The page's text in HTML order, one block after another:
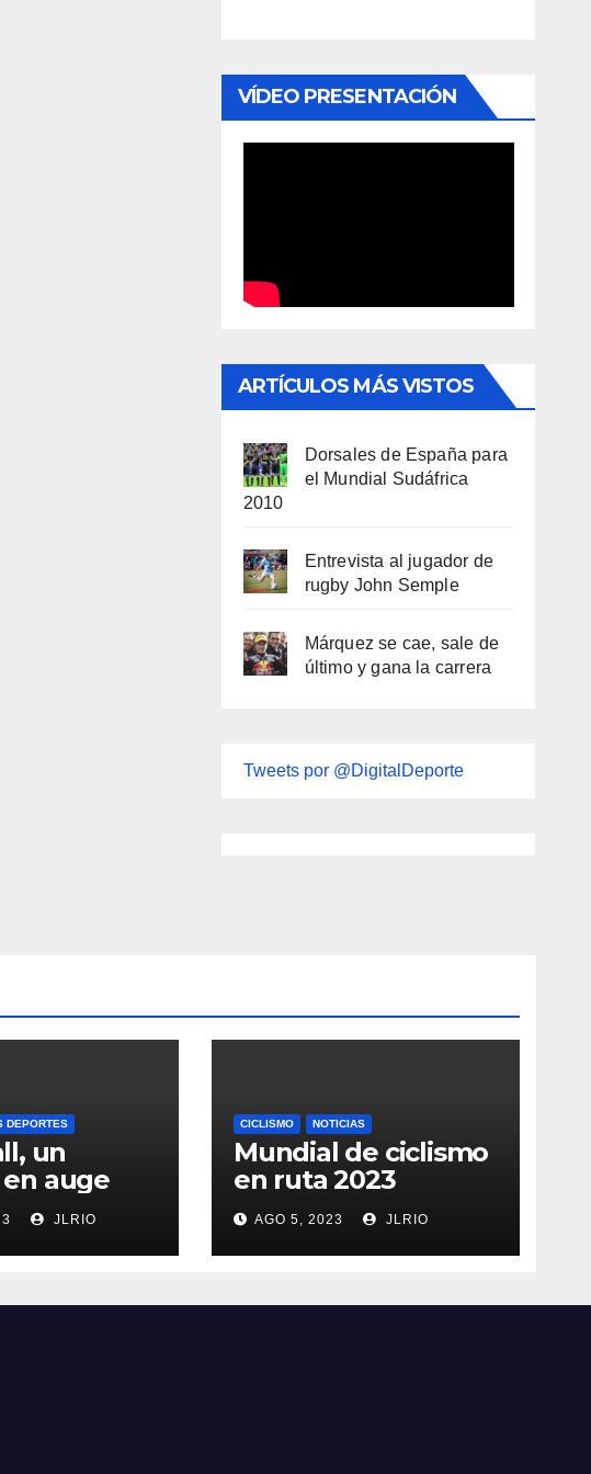
VÍDEO PRESENTACIÓN
ARTÍCULOS MÁS VISTOS
Dorsales de España para
el Mundial Sudáfrica
2010
Entrevista al jugador de
rugby John Semple
Márquez se cae, sale de
último y gana la carrera
Tweets por @DigitalDeporte
DEPORTES
un
auge
JLRIO
CICLISMO NOTICIAS
Mundial de ciclismo
en ruta 2023
AGO 5, 2023 JLRIO